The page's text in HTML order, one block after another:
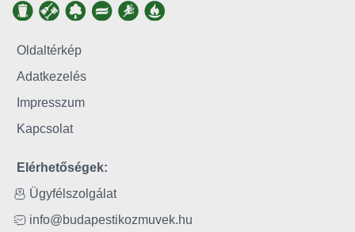
Oldaltérkép
Adatkezelés
Impresszum
Kapcsolat
Elérhetőségek:
Ügyfélszolgálat
info@budapestikozmuvek.hu